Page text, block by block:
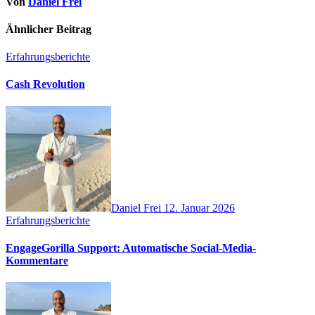
Ähnlicher Beitrag
Erfahrungsberichte
Cash Revolution
Daniel Frei 12. Januar 2026
Erfahrungsberichte
EngageGorilla Support: Automatische Social-Media-
Kommentare